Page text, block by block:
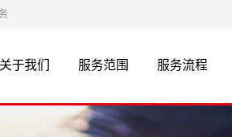
关于我们 服务范围 服务流程